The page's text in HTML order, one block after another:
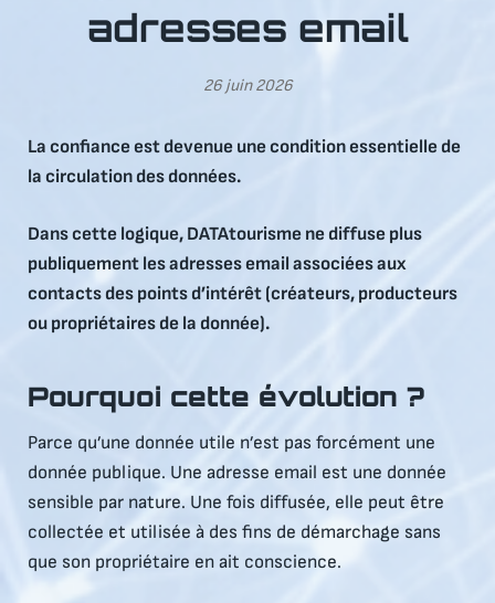
adresses email
26 juin 2026
La confiance est devenue une condition essentielle de
la circulation des données.
Dans cette logique, DATAtourisme ne diffuse plus
publiquement les adresses email associées aux
contacts des points d’intérêt (créateurs, producteurs
ou propriétaires de la donnée).
Pourquoi cette évolution ?
Parce qu’une donnée utile n’est pas forcément une
donnée publique. Une adresse email est une donnée
sensible par nature. Une fois diffusée, elle peut être
collectée et utilisée à des fins de démarchage sans
que son propriétaire en ait conscience.